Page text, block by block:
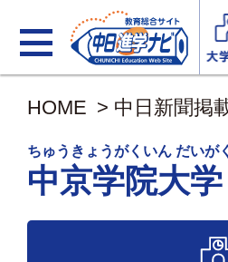
HOME > 中日新聞掲
ちゅうきょうがくいん だい
中京学院大学